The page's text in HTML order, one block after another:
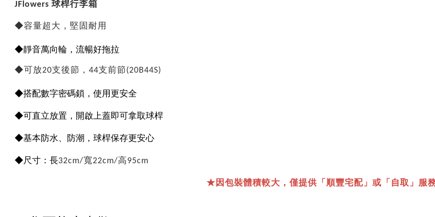
JFlowers 球桿行李箱
◆容量超大，堅固耐用
◆靜音萬向輪，流暢好拖拉
◆可放20支後節，44支前節(20B44S)
◆搭配數字密碼鎖，使用更安全
◆可直立放置，開啟上蓋即可拿取球桿
◆基本防水、防潮，球桿保存更安心
◆尺寸：長32cm/寬22cm/高95cm
★因包裝體積較大，僅提供「順豐宅配」或「自取」服